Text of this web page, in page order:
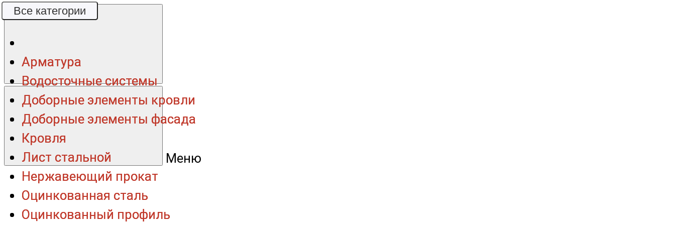
Меню
Все категории
Арматура
Водосточные системы
Доборные элементы кровли
Доборные элементы фасада
Кровля
Лист стальной
Нержавеющий прокат
Оцинкованная сталь
Оцинкованный профиль
Все категории
Арматура
Водосточные системы
Доборные элементы кровли
Доборные элементы фасада
Кровля
Лист стальной
Нержавеющий прокат
Оцинкованная сталь
Оцинкованный профиль